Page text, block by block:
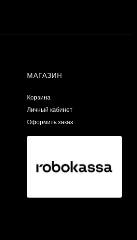
МАГАЗИН
Корзина
Личный кабинет
Оформить заказ